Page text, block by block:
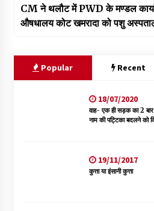
CM ने थलौट में PWD के मण्डल
औषधालय कोट खमरादा को पशु
Popular Recent
18/07/2020
वाह- एक ही सड़क का 2 बार
नाम की पट्टिका बदलने को
19/11/2017
कुत्ता या इंसानी कुत्ता